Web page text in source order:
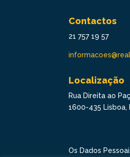
Contactos
21 757 19 57
Localização
Rua Direita ao
1600-435 Lisboa,
Os Dados